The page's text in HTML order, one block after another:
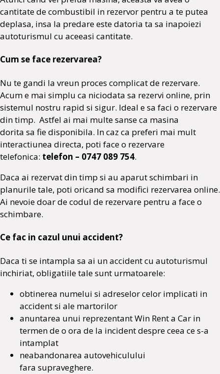
cantitate de combustibil in rezervor pentru a te putea
deplasa, insa la predare este datoria ta sa inapoiezi
autoturismul cu aceeasi cantitate.
Cum se face rezervarea?
Nu te gandi la vreun proces complicat de rezervare.
Acum e mai simplu ca niciodata sa rezervi online, prin
sistemul nostru rapid si sigur. Ideal e sa faci o rezervare
din timp. Astfel ai mai multe sanse ca masina
dorita sa fie disponibila. In caz ca preferi mai mult
interactiunea directa, poti face o rezervare
telefonica: telefon – 0747 089 754.
Daca ai rezervat din timp si au aparut schimbari in
planurile tale, poti oricand sa modifici rezervarea online.
Ai nevoie doar de codul de rezervare pentru a face o
schimbare.
Ce fac in cazul unui accident?
Daca ti se intampla sa ai un accident cu autoturismul
inchiriat, obligatiile tale sunt urmatoarele:
obtinerea numelui si adreselor celor implicati in
accident si ale martorilor
anuntarea unui reprezentant Win Rent a Car in
termen de o ora de la incident despre ceea ce s-a
intamplat
neabandonarea autovehiculului
fara supraveghere.